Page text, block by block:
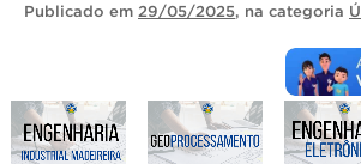
Publicado em 29/05/2025, na categoria